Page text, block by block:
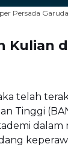
Persada
Kulian
telah
Tinggi
dalam